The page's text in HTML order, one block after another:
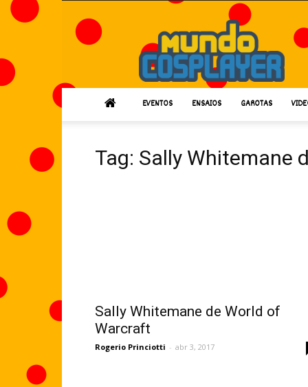
Cosplayer
EVENTOS ENSAIOS GAROTAS
Tag: Sally Whitemane
Sally Whitemane de World of
Warcraft
Rogerio Princiotti - abr 3, 2017